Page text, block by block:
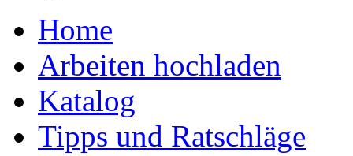
Home
Arbeiten hochladen
Katalog
Tipps und Ratschläge